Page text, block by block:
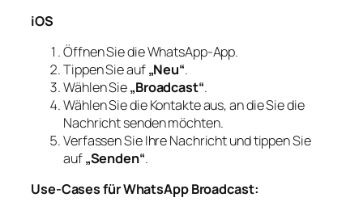
iOS
Öffnen Sie die WhatsApp-App.
Tippen Sie auf„Neu“.
Wählen Sie„Broadcast“.
Wählen Sie die Kontakte aus, an die Sie die
Nachricht senden möchten.
Verfassen Sie Ihre Nachricht und tippen Sie
auf„Senden“.
Use-Cases für WhatsApp Broadcast: